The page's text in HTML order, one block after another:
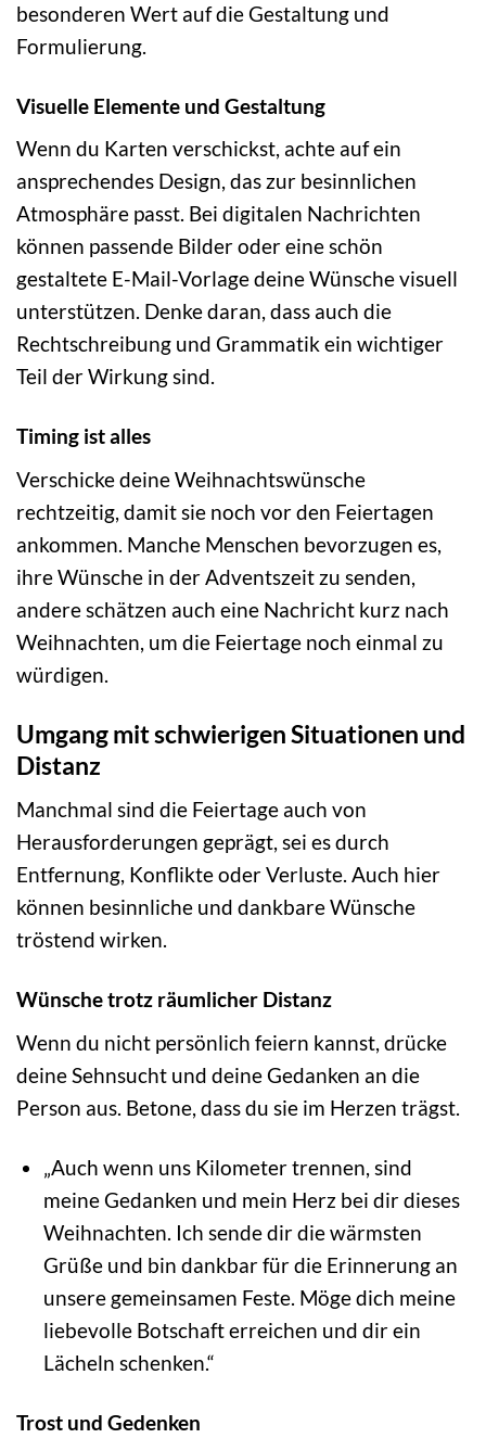
besonderen Wert auf die Gestaltung und
Formulierung.
Visuelle Elemente und Gestaltung
Wenn du Karten verschickst, achte auf ein
ansprechendes Design, das zur besinnlichen
Atmosphäre passt. Bei digitalen Nachrichten
können passende Bilder oder eine schön
gestaltete E-Mail-Vorlage deine Wünsche visuell
unterstützen. Denke daran, dass auch die
Rechtschreibung und Grammatik ein wichtiger
Teil der Wirkung sind.
Timing ist alles
Verschicke deine Weihnachtswünsche
rechtzeitig, damit sie noch vor den Feiertagen
ankommen. Manche Menschen bevorzugen es,
ihre Wünsche in der Adventszeit zu senden,
andere schätzen auch eine Nachricht kurz nach
Weihnachten, um die Feiertage noch einmal zu
würdigen.
Umgang mit schwierigen Situationen und
Distanz
Manchmal sind die Feiertage auch von
Herausforderungen geprägt, sei es durch
Entfernung, Konflikte oder Verluste. Auch hier
können besinnliche und dankbare Wünsche
tröstend wirken.
Wünsche trotz räumlicher Distanz
Wenn du nicht persönlich feiern kannst, drücke
deine Sehnsucht und deine Gedanken an die
Person aus. Betone, dass du sie im Herzen trägst.
„Auch wenn uns Kilometer trennen, sind
meine Gedanken und mein Herz bei dir dieses
Weihnachten. Ich sende dir die wärmsten
Grüße und bin dankbar für die Erinnerung an
unsere gemeinsamen Feste. Möge dich meine
liebevolle Botschaft erreichen und dir ein
Lächeln schenken.“
Trost und Gedenken